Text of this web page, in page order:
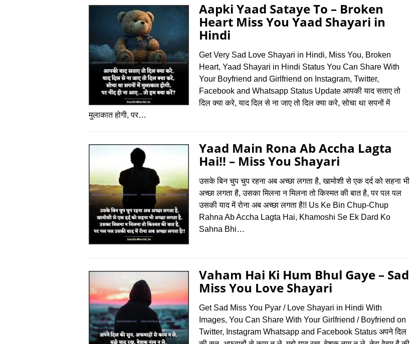
Aapki Yaad Sataye To – Broken
Heart Miss You Yaad Shayari in
Hindi
Get Very Sad Love Shayari in Hindi, Miss You, Broken
Heart, Yaad Shayari in Hindi Status You Can Share With
Your Boyfriend and Girlfriend on Instagram, Twitter,
Facebook and Whatsapp Status Update आपकी याद सताए तो
दिल क्या करे, याद दिल से ना जाए तो दिल क्या करे, सोचा था सपनों में
मुलाकात होगी, पर…
Yaad Main Rona Ab Accha Lagta
Hai!! – Miss You Shayari
उसके बिन चुप चुप रहना अब अच्छा लगता है, खामोशी से एक दर्द को सहना भी
अच्छा लगता है, उसका मिलना न मिलना तो किस्मत की बात है, पर पल पल
उसकी याद में रोना अब अच्छा लगता है!! Us Ke Bin Chup-Chup
Rahna Ab Accha Lagta Hai, Khamoshi Se Ek Dard Ko
Sahna Bhi…
Vaham Hai Ki Hum Bhul Gaye – Sad
Miss You Love Shayari
Get Sad Miss You Pyar / Love Shayari in Hindi With
Images, You Can Share With Your Girlfriend / Boyfriend on
Twitter, Instagram Whatsapp and Facebook Status अपने दिल